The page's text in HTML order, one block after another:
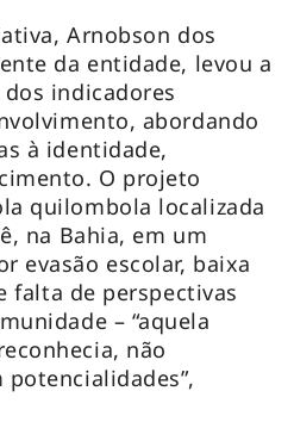
Arnobson dos
da entidade, levou a
indicadores
abordando
à identidade,
O projeto
quilombola localizada
na Bahia, em um
evasão escolar, baixa
falta de perspectivas
– “aquela
não